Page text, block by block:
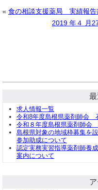
« 食の相談支援薬局 実績報告
2019 年４ 月
求人情報一覧
令和8年度島根県薬剤師会
令和８年度島根県薬剤師会
島根県対象の地域枠募集を
参加助成について
認定実務実習指導薬剤師養
案内について